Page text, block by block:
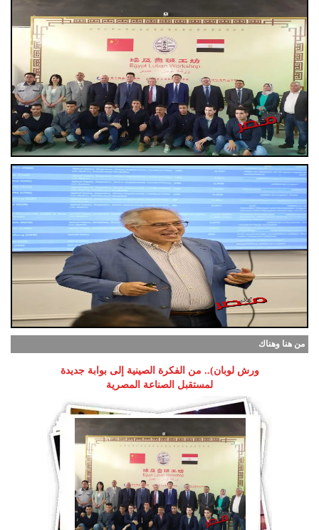
من هنا وهناك
ورش لوبان).. من الفكرة الصينية إلى بوابة جديدة
لمستقبل الصناعة المصرية